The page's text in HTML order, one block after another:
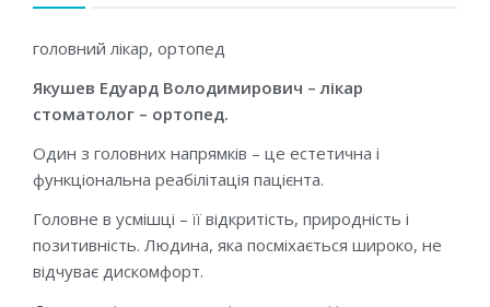
головний лікар, ортопед
Якушев Едуард Володимирович – лікар
стоматолог – ортопед.
Один з головних напрямків – це естетична і
функціональна реабілітація пацієнта.
Головне в усмішці – її відкритість, природність і
позитивність. Людина, яка посміхається широко, не
відчуває дискомфорт.